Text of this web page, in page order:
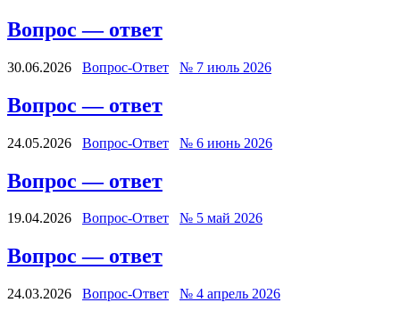
Вопрос — ответ
30.06.2026 Вопрос-Ответ № 7 июль 2026
Вопрос — ответ
24.05.2026 Вопрос-Ответ № 6 июнь 2026
Вопрос — ответ
19.04.2026 Вопрос-Ответ № 5 май 2026
Вопрос — ответ
24.03.2026 Вопрос-Ответ № 4 апрель 2026